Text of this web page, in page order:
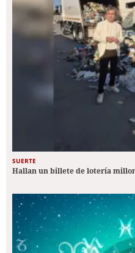
SUERTE
Hallan un billete de lotería